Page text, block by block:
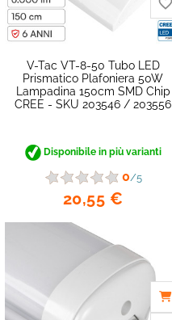
V-Tac VT-8-50 Tubo LED
Prismatico Plafoniera 50W
Lampadina 150cm SMD Chip
CREE - SKU 203546 / 203556
Disponibile in più varianti
0/5
20,55 €